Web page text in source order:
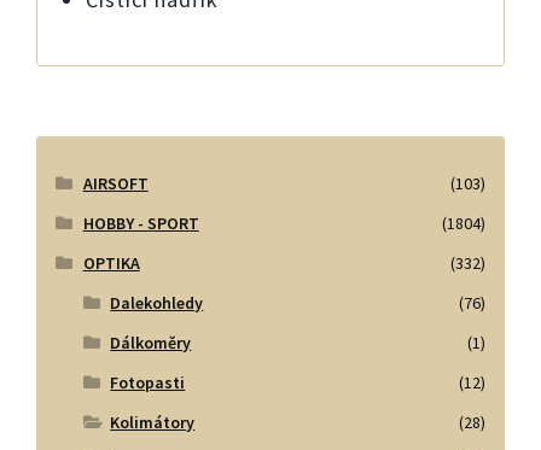
AIRSOFT
(103)
HOBBY - SPORT
(1804)
OPTIKA
(332)
Dalekohledy
(76)
Dálkoměry
(1)
Fotopasti
(12)
Kolimátory
(28)